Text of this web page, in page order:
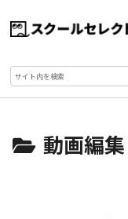
動画編集